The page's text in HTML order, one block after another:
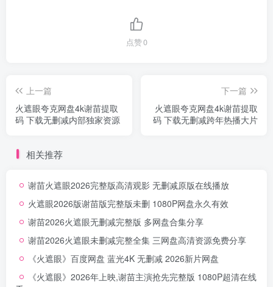
点赞0
上一篇
火遮眼夸克网盘4k谢苗提取
码 下载无删减内部独家资源
下一篇
火遮眼夸克网盘4k谢苗提取
码 下载无删减跨年热播大片
相关推荐
谢苗火遮眼2026完整版高清观影 无删减原版在线播放
火遮眼2026版谢苗版完整版未删 1080P网盘永久有效
谢苗2026火遮眼无删减完整版 多网盘合集分享
谢苗2026火遮眼未删减完整全集 三网盘高清资源免费分享
《火遮眼》百度网盘 蓝光4K 无删减 2026新片网盘
《火遮眼》2026年上映,谢苗主演抢先完整版 1080P超清在线